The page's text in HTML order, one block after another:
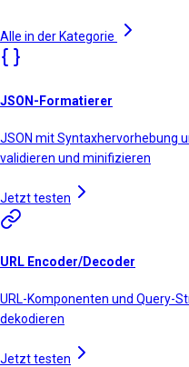
Alle in der Kategorie
JSON-Formatierer
JSON mit Syntaxhervorhebung
validieren und minifizieren
Jetzt testen
URL Encoder/Decoder
URL-Komponenten und Query-
dekodieren
Jetzt testen